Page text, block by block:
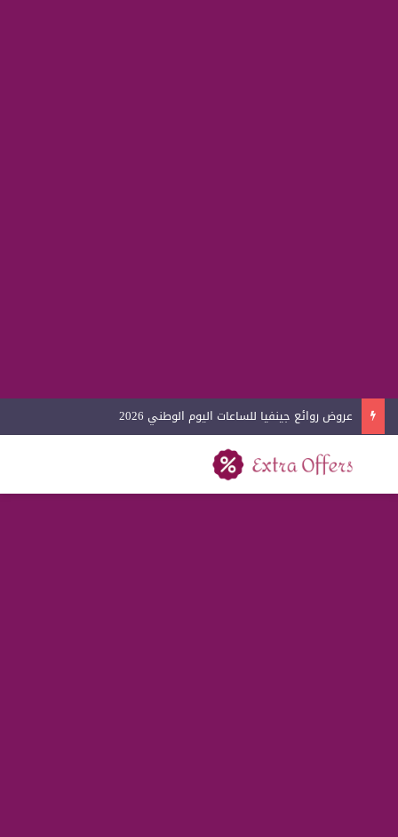
عروض روائع جينفيا للساعات اليوم الوطني 2026
بحث عن